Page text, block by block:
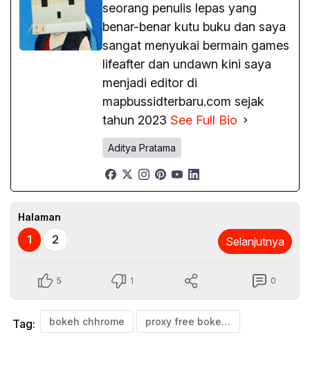
seorang penulis lepas yang
benar-benar kutu buku dan saya
sangat menyukai bermain games
lifeafter dan undawn kini saya
menjadi editor di
mapbussidterbaru.com sejak
tahun 2023 See Full Bio
Aditya Pratama
Halaman
1 2 Selanjutnya
5 1 0
Tag: bokeh chhrome proxy free bokeh chrome